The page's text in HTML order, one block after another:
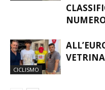
CICLISMO